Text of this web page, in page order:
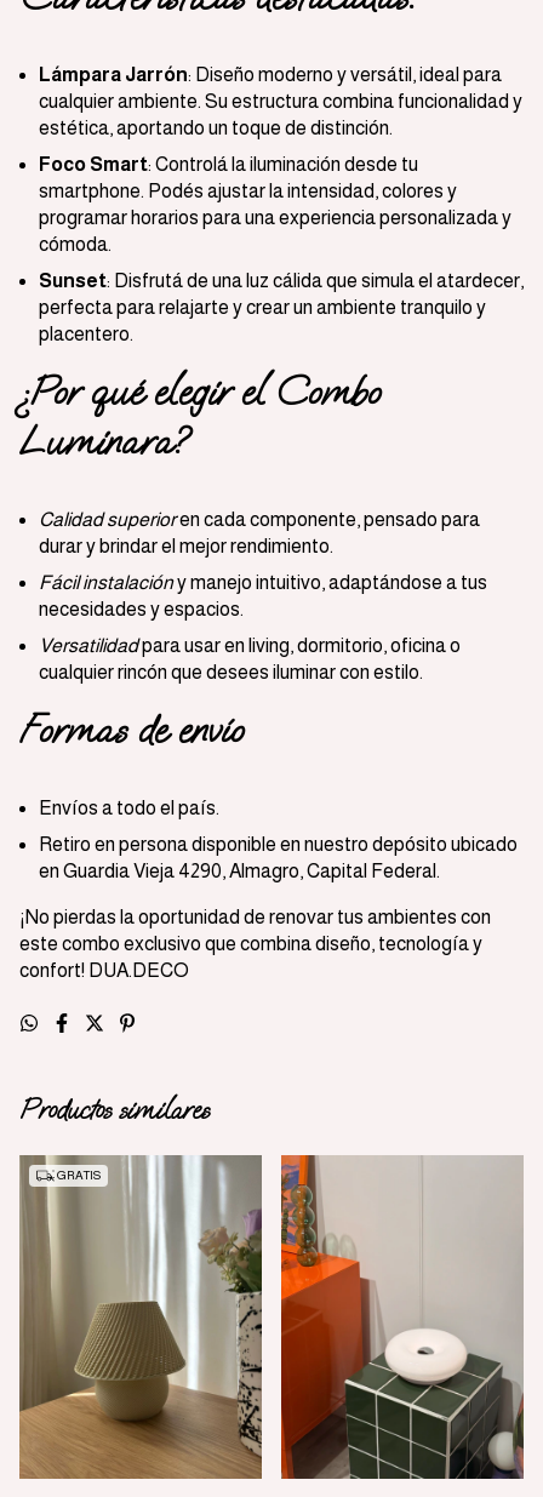
Lámpara Jarrón: Diseño moderno y versátil, ideal para
cualquier ambiente. Su estructura combina funcionalidad y
estética, aportando un toque de distinción.
Foco Smart: Controlá la iluminación desde tu
smartphone. Podés ajustar la intensidad, colores y
programar horarios para una experiencia personalizada y
cómoda.
Sunset: Disfrutá de una luz cálida que simula el atardecer,
perfecta para relajarte y crear un ambiente tranquilo y
placentero.
¿Por qué elegir el Combo
Luminara?
Calidad superioren cada componente, pensado para
durar y brindar el mejor rendimiento.
Fácil instalacióny manejo intuitivo, adaptándose a tus
necesidades y espacios.
Versatilidadpara usar en living, dormitorio, oficina o
cualquier rincón que desees iluminar con estilo.
Formas de envío
Envíos a todo el país.
Retiro en persona disponible en nuestro depósito ubicado
en Guardia Vieja 4290, Almagro, Capital Federal.
¡No pierdas la oportunidad de renovar tus ambientes con
este combo exclusivo que combina diseño, tecnología y
confort! DUA.DECO
Productos similares
GRATIS